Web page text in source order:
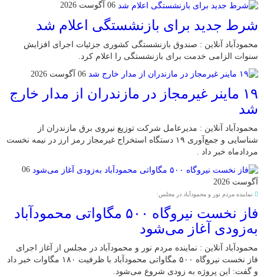
06 آگوست 2026
شرط جدید برای بازنشستگی اعلام شد
محمودآباد آنلاین : صندوق بازنشستگی کشوری جزئیات اجرای افزایش
سنوات الزامی خدمت برای بازنشستگی را اعلام کرد.
06 آگوست 2026
۱۹ ماینر غیرمجاز در مازندران از مدار خارج
شد
محمودآباد آنلاین : مدیرعامل شرکت توزیع نیروی برق مازندران از
شناسایی و جمع‌آوری ۱۹ دستگاه استخراج غیرمجاز رمز ارز در نیمه نخست
مردادماه خبر داد .
06
آگوست 2026
نماینده مردم نور و محمودآباد در مجلس:
فاز نخست نیروگاه ۵۰۰ مگاواتی محمودآباد
به‌زودی آغاز می‌شود
محمودآباد آنلاین : نماینده مردم نور و محمودآباد در مجلس از آغاز اجرای
فاز نخست نیروگاه ۵۰۰ مگاواتی محمودآباد با ظرفیت ۱۸۰ مگاوات خبر داد
و گفت: این پروژه به زودی شروع می‌شود.